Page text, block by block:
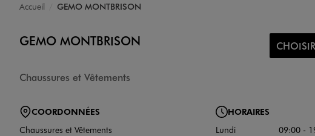
Accueil GEMO MONTBRISON
GEMO MONTBRISON
Chaussures et Vêtements
COORDONNÉES
Chaussures et Vêtements
HORAIRES
Lundi
09:00 -